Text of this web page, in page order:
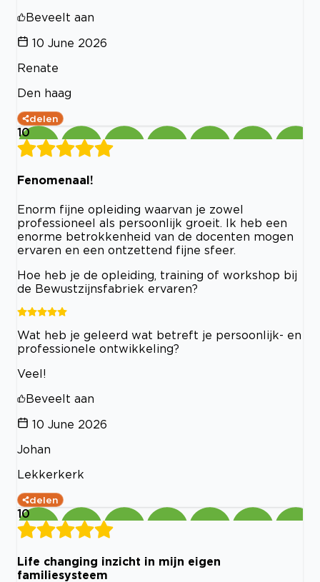
Beveelt aan
10 June 2026
Renate
Den haag
delen
10
Fenomenaal!
Enorm fijne opleiding waarvan je zowel
professioneel als persoonlijk groeit. Ik heb een
enorme betrokkenheid van de docenten mogen
ervaren en een ontzettend fijne sfeer.
Hoe heb je de opleiding, training of workshop bij
de Bewustzijnsfabriek ervaren?
Wat heb je geleerd wat betreft je persoonlijk- en
professionele ontwikkeling?
Veel!
Beveelt aan
10 June 2026
Johan
Lekkerkerk
delen
10
Life changing inzicht in mijn eigen
familiesysteem